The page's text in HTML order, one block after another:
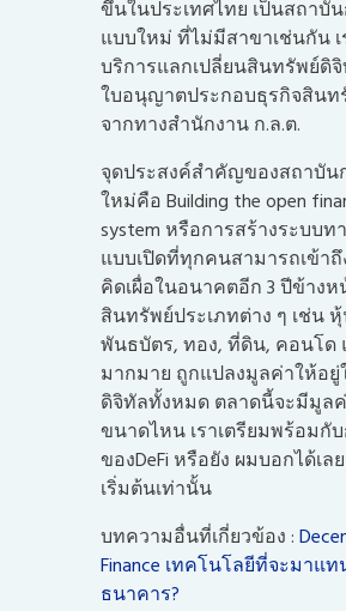
ขึ้นในประเทศไทย เป็นสถาบั
แบบใหม่ ที่ไม่มีสาขาเช่นกัน
บริการแลกเปลี่ยนสินทรัพย์ดิ
ใบอนุญาตประกอบธุรกิจสินท
จากทางสำนักงาน ก.ล.ต.
จุดประสงค์สำคัญของสถาบัน
ใหม่คือ Building the open
system หรือการสร้างระบบท
แบบเปิดที่ทุกคนสามารถเข้าถึ
คิดเผื่อในอนาคตอีก 3 ปีข้างห
สินทรัพย์ประเภทต่าง ๆ เช่น
พันธบัตร, ทอง, ที่ดิน, คอนโด
มากมาย ถูกแปลงมูลค่าให้อ
ดิจิทัลทั้งหมด ตลาดนี้จะมีมูล
ขนาดไหน เราเตรียมพร้อมกั
ของDeFi หรือยัง ผมบอกได้เล
เริ่มต้นเท่านั้น
บทความอื่นที่เกี่ยวข้อง :
Finance เทคโนโลยีที่จะมาแ
ธนาคาร?